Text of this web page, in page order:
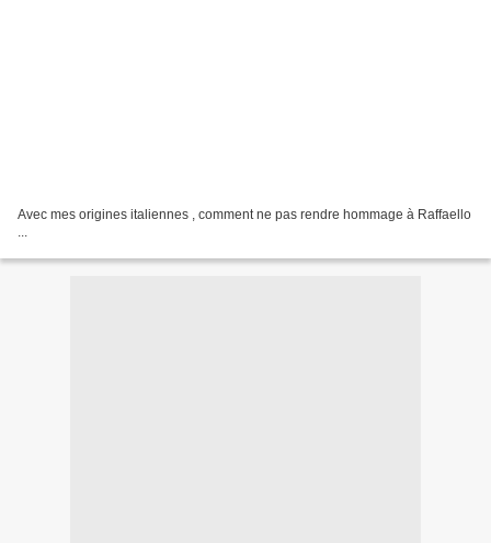
Avec mes origines italiennes , comment ne pas rendre hommage à Raffaello